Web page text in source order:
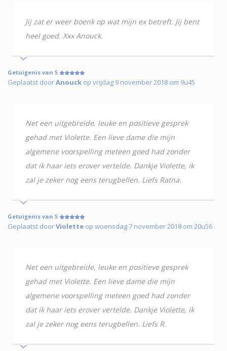
Jij zat er weer boenk op wat mijn ex betreft. Jij bent
heel goed. Xxx Anouck.
Getuigenis van 5
Geplaatst doorAnouck op vrijdag 9 november 2018 om 9u45
Net een uitgebreide, leuke en positieve gesprek
gehad met Violette. Een lieve dame die mijn
algemene voorspelling meteen goed had zonder
dat ik haar iets erover vertelde. Dankje Violette, ik
zal je zeker nog eens terugbellen. Liefs Ratna.
Getuigenis van 5
Geplaatst doorViolette op woensdag 7 november 2018 om 20u56
Net een uitgebreide, leuke en positieve gesprek
gehad met Violette. Een lieve dame die mijn
algemene voorspelling meteen goed had zonder
dat ik haar iets erover vertelde. Dankje Violette, ik
zal je zeker nog eens terugbellen. Liefs R.